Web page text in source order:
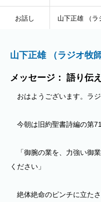
お話し 山下正雄 （ラ
山下正雄 （ラジオ牧師
メッセージ： 語り伝
おはようございます。ラジ
今朝は旧約聖書詩編の第71
「御腕の業を、力強い御
ください」
絶体絶命のピンチに立た